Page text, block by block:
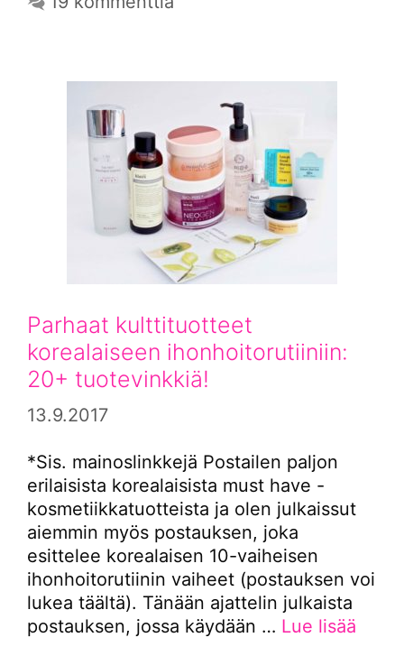
Parhaat kulttituotteet
korealaiseen ihonhoitorutiiniin:
20+ tuotevinkkiä!
13.9.2017
*Sis. mainoslinkkejä Postailen paljon
erilaisista korealaisista must have -
kosmetiikkatuotteista ja olen julkaissut
aiemmin myös postauksen, joka
esittelee korealaisen 10-vaiheisen
ihonhoitorutiinin vaiheet (postauksen voi
lukea täältä). Tänään ajattelin julkaista
postauksen, jossa käydään … Lue lisää